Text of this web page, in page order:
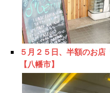
５月２５日、半額のお
【八幡市】